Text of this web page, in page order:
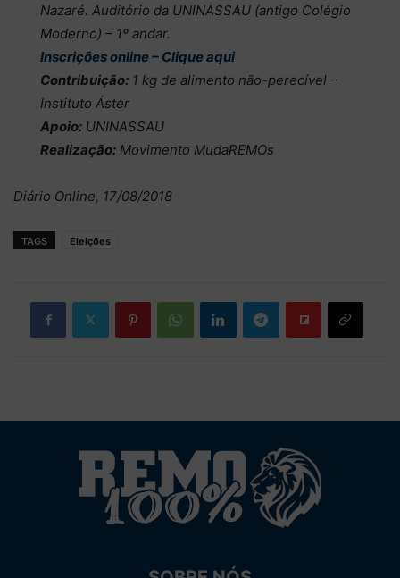
Nazaré. Auditório da UNINASSAU (antigo Colégio
Moderno) – 1º andar.
Inscrições online – Clique aqui
Contribuição: 1 kg de alimento não-perecível –
Instituto Áster
Apoio: UNINASSAU
Realização: Movimento MudaREMOs
Diário Online, 17/08/2018
TAGS Eleições